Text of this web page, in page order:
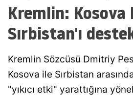
Kremlin: Kosova
Sırbistan'ı
Kremlin Sözcüsü Dmitriy
Kosova ile Sırbistan
"yıkıcı etki" yarattığına